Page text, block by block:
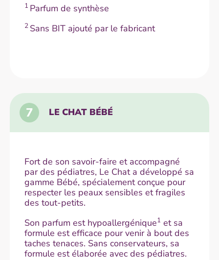
1 Parfum de synthèse
2 Sans BIT ajouté par le fabricant
7 LE CHAT BÉBÉ
Fort de son savoir-faire et accompagné
par des pédiatres, Le Chat a développé sa
gamme Bébé, spécialement conçue pour
respecter les peaux sensibles et fragiles
des tout-petits.
Son parfum est hypoallergénique1 et sa
formule est efficace pour venir à bout des
taches tenaces. Sans conservateurs, sa
formule est élaborée avec des pédiatres.